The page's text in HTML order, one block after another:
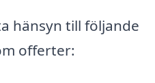
hänsyn till följande
offerter: